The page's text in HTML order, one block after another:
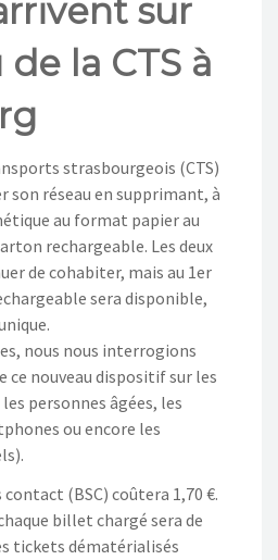
sur
de la CTS à
strasbourgeois (CTS)
son réseau en supprimant, à
au format papier au
rechargeable. Les deux
de cohabiter, mais au 1er
sera disponible,
nous nous interrogions
ce nouveau dispositif sur les
personnes âgées, les
ou encore les
(BSC) coûtera 1,70 €.
billet chargé sera de
tickets dématérialisés